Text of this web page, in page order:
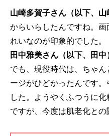
山崎多賀子さん（以下、山
からいらしたんですね。
れいなのが印象的でした。
田中雅美さん（以下、田中
でも、現役時代は、ちゃ
ージがひどかったんです
した。ようやくふつうに
ですが、今度は肌老化との